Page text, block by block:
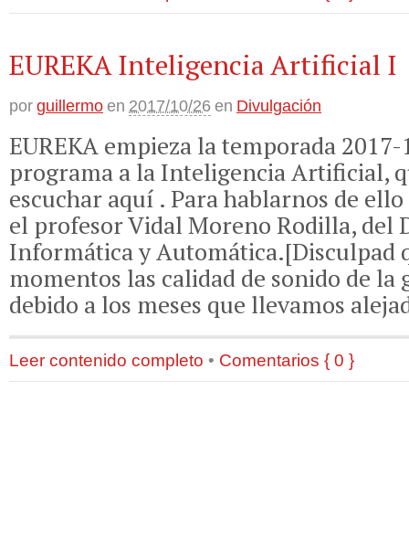
EUREKA Inteligencia Artificial I
por guillermo en 2017/10/26 en Divulgación
EUREKA empieza la temporada
programa a la Inteligencia Artificial,
escuchar aquí . Para hablarnos de
el profesor Vidal Moreno Rodilla, del
Informática y Automática.[Disculpad
momentos las calidad de sonido de la
debido a los meses que llevamos
Leer contenido completo • Comentarios { 0 }